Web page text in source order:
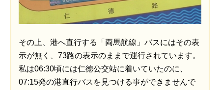
その上、港へ直行する「両馬航線」バスにはその表
示が無く、73路の表示のままで運行されています。
私は06:30頃には仁徳公交站に着いていたのに、
07:15発の港直行バスを見つける事ができませんで